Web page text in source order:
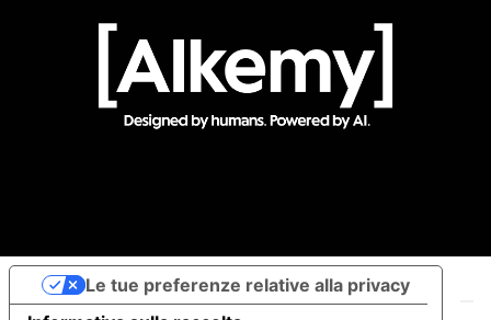
Le tue preferenze relative alla privacy